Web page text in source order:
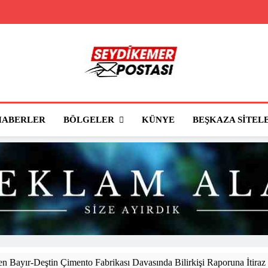
Seydikemer
BÖLGELER KÜNYE BEŞKAZA
Bayır-Deştin Çimento Fabrikası Davasında Bilirkişi Raporuna İtiraz